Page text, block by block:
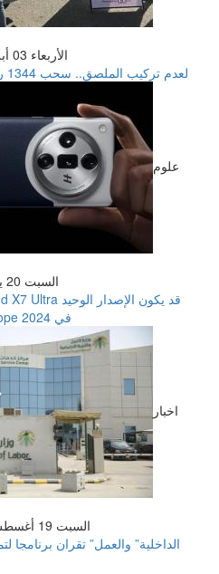
الأربعاء 03 أبريل 2024 01:38 مساءً
لعدم تركيب الملصق.. سحب 1344 رخصة قيادة خلال 24 ساعة
علوم
السبت 20 يناير 2024 08:34 مساءً
باثنان من كاميرات periscope في 2024
اخبار
السبت 19 أغسطس 2017 01:32 مساءً